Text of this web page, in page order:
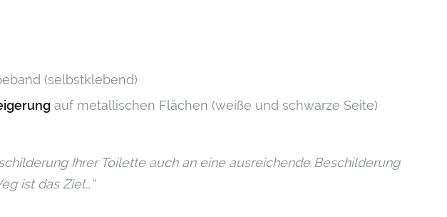
(selbstklebend)
auf metallischen Flächen (weiße und schwarze Seite)
Ihrer Toilette auch an eine ausreichende Beschilderung
ist das Ziel…“